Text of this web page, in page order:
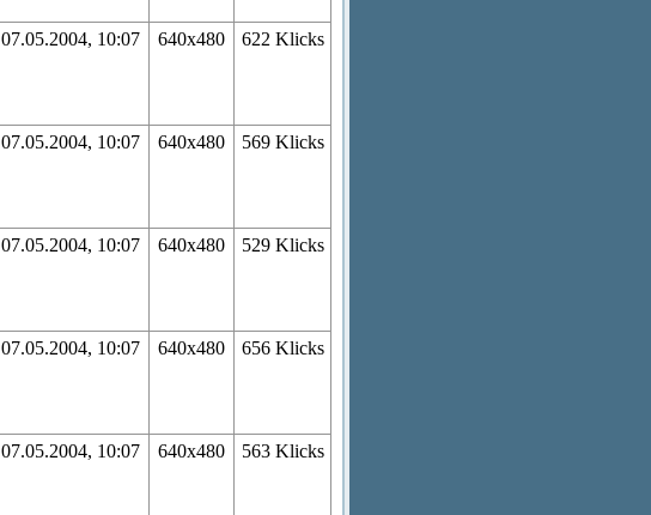
07.05.2004, 10:07 640x480 622 Klicks
07.05.2004, 10:07 640x480 569 Klicks
07.05.2004, 10:07 640x480 529 Klicks
07.05.2004, 10:07 640x480 656 Klicks
07.05.2004, 10:07 640x480 563 Klicks